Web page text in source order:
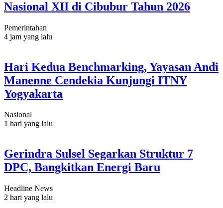
Nasional XII di Cibubur Tahun 2026
Pemerintahan
4 jam yang lalu
Hari Kedua Benchmarking, Yayasan Andi
Manenne Cendekia Kunjungi ITNY
Yogyakarta
Nasional
1 hari yang lalu
Gerindra Sulsel Segarkan Struktur 7
DPC, Bangkitkan Energi Baru
Headline News
2 hari yang lalu